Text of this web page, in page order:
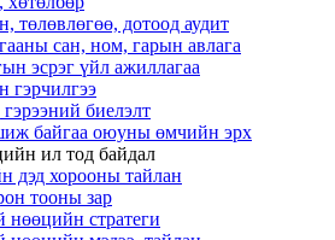
төлөвлөгөө, дотоод аудит
сан, ном, гарын авлага
эсрэг үйл ажиллагаа
гэрчилгээ
гэрээний биелэлт
байгаа оюуны өмчийн эрх
ил тод байдал
дэд хорооны тайлан
тооны зар
нөөцийн стратеги